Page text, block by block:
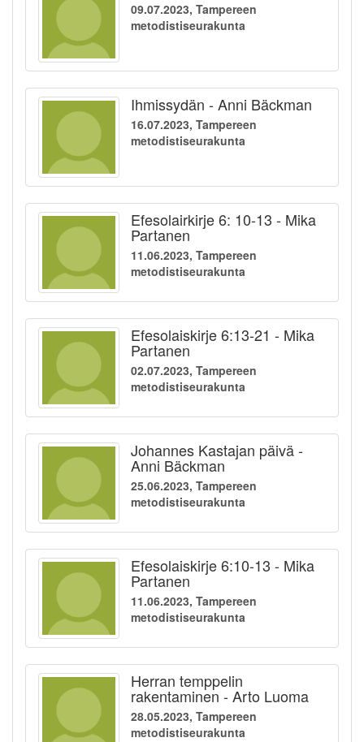
09.07.2023, Tampereen
metodistiseurakunta
Ihmissydän - Anni Bäckman
16.07.2023, Tampereen
metodistiseurakunta
Efesolairkirje 6: 10-13 - Mika
Partanen
11.06.2023, Tampereen
metodistiseurakunta
Efesolaiskirje 6:13-21 - Mika
Partanen
02.07.2023, Tampereen
metodistiseurakunta
Johannes Kastajan päivä -
Anni Bäckman
25.06.2023, Tampereen
metodistiseurakunta
Efesolaiskirje 6:10-13 - Mika
Partanen
11.06.2023, Tampereen
metodistiseurakunta
Herran temppelin
rakentaminen - Arto Luoma
28.05.2023, Tampereen
metodistiseurakunta